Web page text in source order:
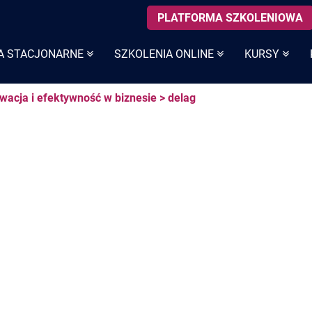
STACJONARNE SZKOLENIA ONLINE KURSY
PLATFORMA SZKOLENIOWA
i efektywność w biznesie > delag